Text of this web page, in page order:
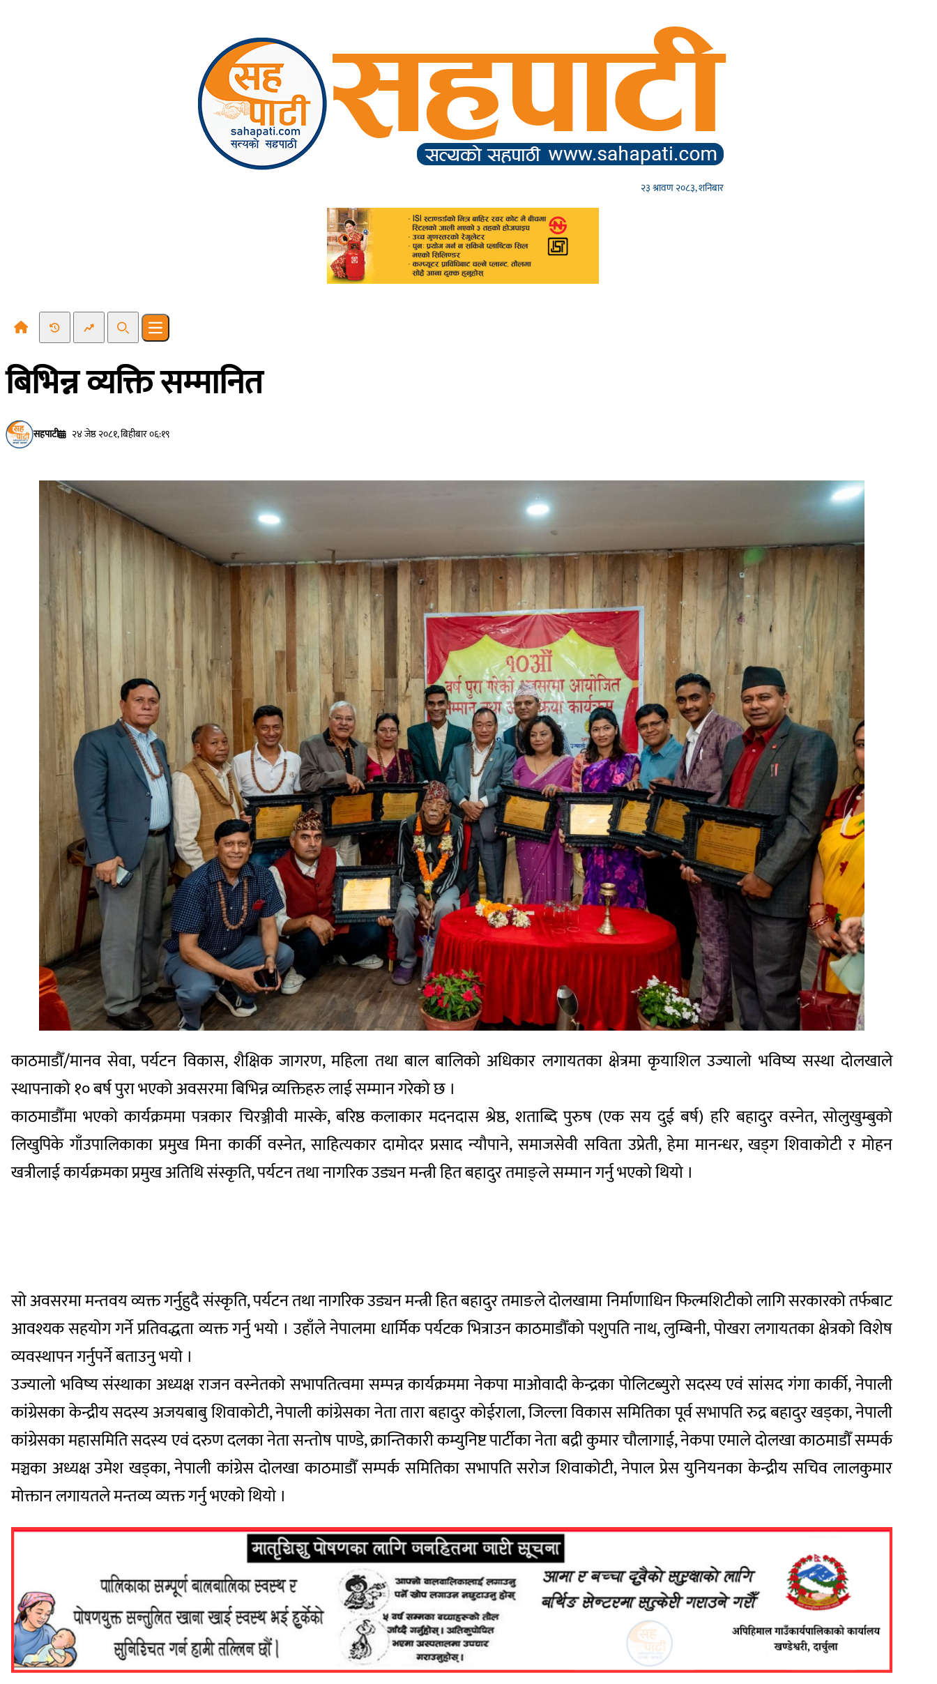
२३ श्रावण २०८३, शनिबार
Recent NewsTrending News
SearchOpen main menu
बिभिन्न व्यक्ति सम्मानित
सहपाटी २४ जेष्ठ २०८१, बिहीबार ०६:१९
काठमाडौँ/मानव सेवा, पर्यटन विकास, शैक्षिक जागरण, महिला तथा बाल बालिको अधिकार लगायतका क्षेत्रमा कृयाशिल उज्यालो भविष्य सस्था दोलखाले
स्थापनाको १० बर्ष पुरा भएको अवसरमा बिभिन्न व्यक्तिहरु लाई सम्मान गरेको छ ।
काठमाडौँमा भएको कार्यक्रममा पत्रकार चिरञ्जीवी मास्के, बरिष्ठ कलाकार मदनदास श्रेष्ठ, शताब्दि पुरुष (एक सय दुई बर्ष) हरि बहादुर वस्नेत, सोलुखुम्बुको
लिखुपिके गाँउपालिकाका प्रमुख मिना कार्की वस्नेत, साहित्यकार दामोदर प्रसाद न्यौपाने, समाजसेवी सविता उप्रेती, हेमा मानन्धर, खड्ग शिवाकोटी र मोहन
खत्रीलाई कार्यक्रमका प्रमुख अतिथि संस्कृति, पर्यटन तथा नागरिक उड्यन मन्त्री हित बहादुर तमाङ्ले सम्मान गर्नु भएको थियो ।
सो अवसरमा मन्तवय व्यक्त गर्नुहुदै संस्कृति, पर्यटन तथा नागरिक उड्यन मन्त्री हित बहादुर तमाङले दोलखामा निर्माणाधिन फिल्मशिटीको लागि सरकारको तर्फबाट
आवश्यक सहयोग गर्ने प्रतिवद्धता व्यक्त गर्नु भयो । उहाँले नेपालमा धार्मिक पर्यटक भित्राउन काठमाडौँको पशुपति नाथ, लुम्बिनी, पोखरा लगायतका क्षेत्रको विशेष
व्यवस्थापन गर्नुपर्ने बताउनु भयो ।
उज्यालो भविष्य संस्थाका अध्यक्ष राजन वस्नेतको सभापतित्वमा सम्पन्न कार्यक्रममा नेकपा माओवादी केन्द्रका पोलिटब्युरो सदस्य एवं सांसद गंगा कार्की, नेपाली
कांग्रेसका केन्द्रीय सदस्य अजयबाबु शिवाकोटी, नेपाली कांग्रेसका नेता तारा बहादुर कोईराला, जिल्ला विकास समितिका पूर्व सभापति रुद्र बहादुर खड्का, नेपाली
कांग्रेसका महासमिति सदस्य एवं दरुण दलका नेता सन्तोष पाण्डे, क्रान्तिकारी कम्युनिष्ट पार्टीका नेता बद्री कुमार चौलागाई, नेकपा एमाले दोलखा काठमाडौँ सम्पर्क
मञ्चका अध्यक्ष उमेश खड्का, नेपाली कांग्रेस दोलखा काठमाडौँ सम्पर्क समितिका सभापति सरोज शिवाकोटी, नेपाल प्रेस युनियनका केन्द्रीय सचिव लालकुमार
मोक्तान लगायतले मन्तव्य व्यक्त गर्नु भएको थियो ।